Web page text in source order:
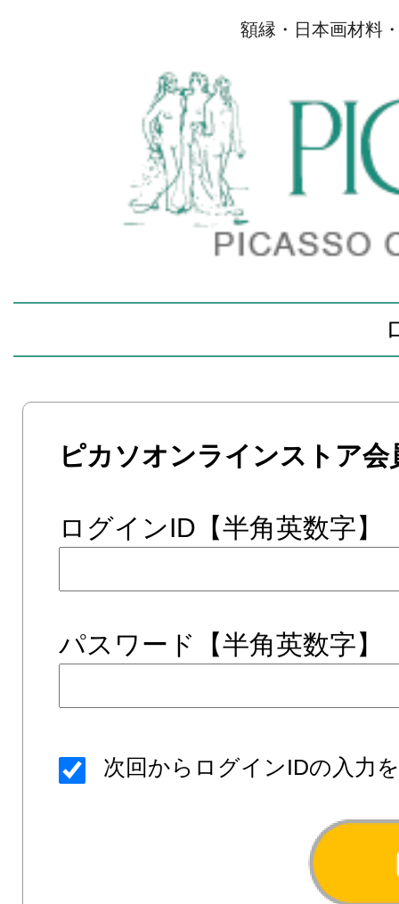
額縁・日本画材料
ピカソオンラインストア会
ログインID【半角英数字】
パスワード【半角英数字】
次回からログインIDの入力